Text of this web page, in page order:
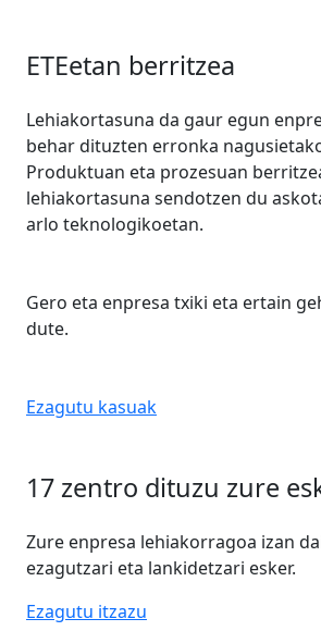
ETEetan berritzea
Lehiakortasuna da gaur egun
behar dituzten erronka
Produktuan eta prozesuan
lehiakortasuna sendotzen du
arlo teknologikoetan.
Gero eta enpresa txiki eta ertain
dute.
Ezagutu kasuak
17 zentro dituzu zure
Zure enpresa lehiakorragoa izan
ezagutzari eta lankidetzari esker.
Ezagutu itzazu